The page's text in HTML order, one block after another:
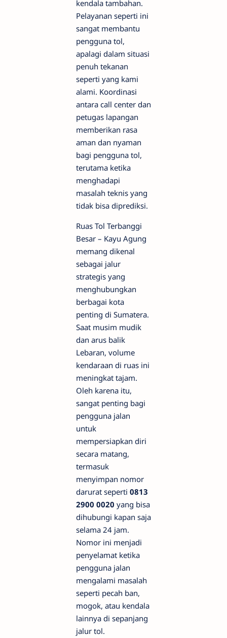
kendala tambahan.
Pelayanan seperti ini
sangat membantu
pengguna tol,
apalagi dalam situasi
penuh tekanan
seperti yang kami
alami. Koordinasi
antara call center dan
petugas lapangan
memberikan rasa
aman dan nyaman
bagi pengguna tol,
terutama ketika
menghadapi
masalah teknis yang
tidak bisa diprediksi.
Ruas Tol Terbanggi
Besar – Kayu Agung
memang dikenal
sebagai jalur
strategis yang
menghubungkan
berbagai kota
penting di Sumatera.
Saat musim mudik
dan arus balik
Lebaran, volume
kendaraan di ruas ini
meningkat tajam.
Oleh karena itu,
sangat penting bagi
pengguna jalan
untuk
mempersiapkan diri
secara matang,
termasuk
menyimpan nomor
darurat seperti 0813
2900 0020 yang bisa
dihubungi kapan saja
selama 24 jam.
Nomor ini menjadi
penyelamat ketika
pengguna jalan
mengalami masalah
seperti pecah ban,
mogok, atau kendala
lainnya di sepanjang
jalur tol.